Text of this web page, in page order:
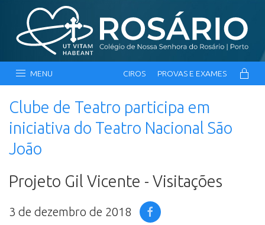
MENU CIROS PROVAS E EXAMES
Clube de Teatro participa em
iniciativa do Teatro Nacional São
João
Projeto Gil Vicente - Visitações
3 de dezembro de 2018